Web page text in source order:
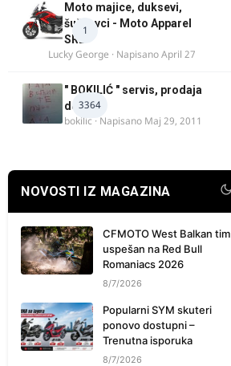
1
Moto majice, duksevi,
šuškavci - Moto Apparel
SRB
Lucky George · NapisanoApril 27
3364
" BOKILIĆ " servis, prodaja
delova
bokilic · Napisano Maj 29, 2011
NOVOSTI IZ MAGAZINA
CFMOTO West Balkan tim
uspešan na Red Bull
Romaniacs 2026
8/7/2026
Popularni SYM skuteri
ponovo dostupni –
Trenutna isporuka
8/7/2026